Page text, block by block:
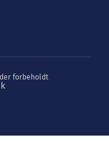
forbeholdt